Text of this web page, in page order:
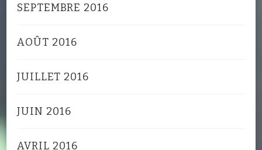
SEPTEMBRE 2016
AOÛT 2016
JUILLET 2016
JUIN 2016
AVRIL 2016